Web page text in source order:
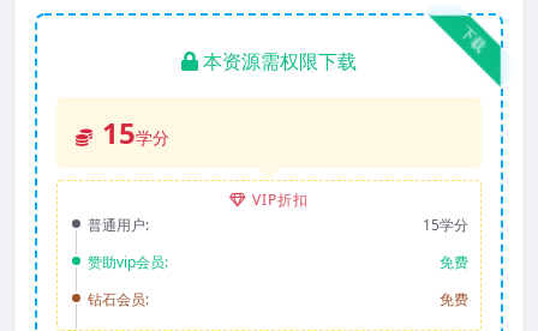
下载
本资源需权限下载
15学分
VIP折扣
普通用户:
15学分
赞助vip会员:
免费
钻石会员:
免费